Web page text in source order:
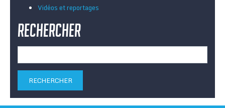
Vidéos et reportages
Rechercher
Rechercher :